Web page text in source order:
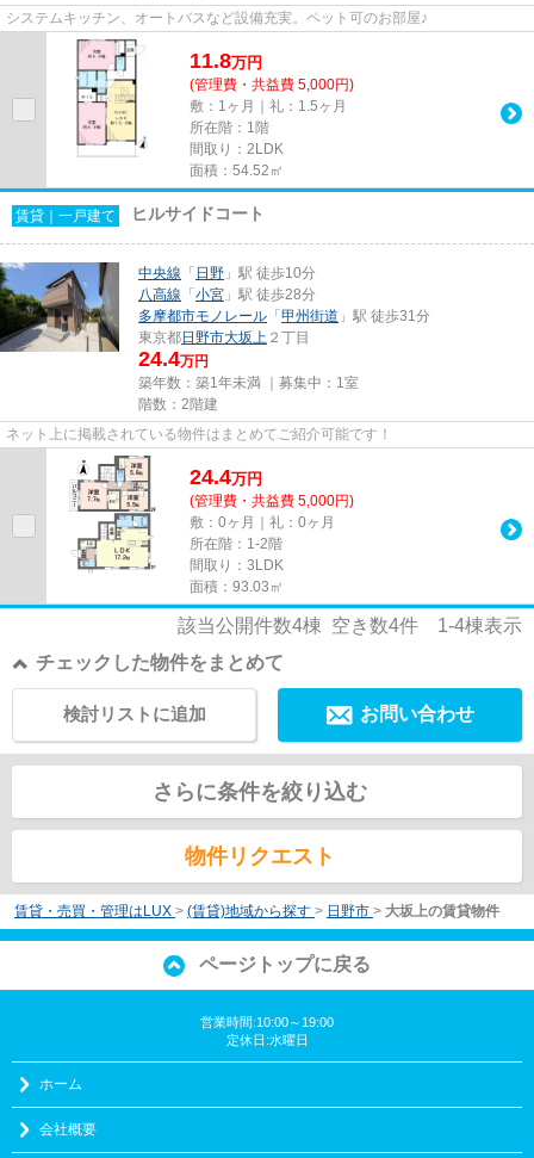
システムキッチン、オートバスなど設備充実。ペット可のお部屋♪
11.8万円
(管理費・共益費 5,000円)
敷：1ヶ月｜礼：1.5ヶ月
所在階：1階
間取り：2LDK
面積：54.52㎡
賃貸｜一戸建て ヒルサイドコート
中央線 「 日野 」駅 徒歩10分
八高線 「小宮 」駅 徒歩28分
多摩都市モノレール 「甲州街道 」駅 徒歩31分
東京都日野市大坂上 ２丁目
24.4万円
築年数：築1年未満 ｜募集中： 1室
階数：2階建
ネット上に掲載されている物件はまとめてご紹介可能です！
24.4万円
(管理費・共益費 5,000円)
敷：0ヶ月｜礼：0ヶ月
所在階：1-2階
間取り：3LDK
面積：93.03㎡
該当公開件数4棟 空き数4件 1-4棟表示
チェックした物件をまとめて
お問い合わせ
検討リストに追加
さらに条件を絞り込む
物件リクエスト
賃貸・売買・管理はLUX > (賃貸)地域から探す > 日野市 > 大坂上の賃貸物件
ページトップに戻る
営業時間:10:00～19:00
定休日:水曜日
ホーム
会社概要